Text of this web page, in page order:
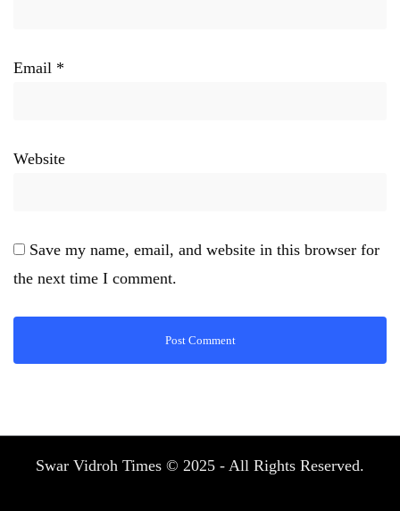
Email *
Website
Save my name, email, and website in this browser for
the next time I comment.
Swar Vidroh Times © 2025 - All Rights Reserved.